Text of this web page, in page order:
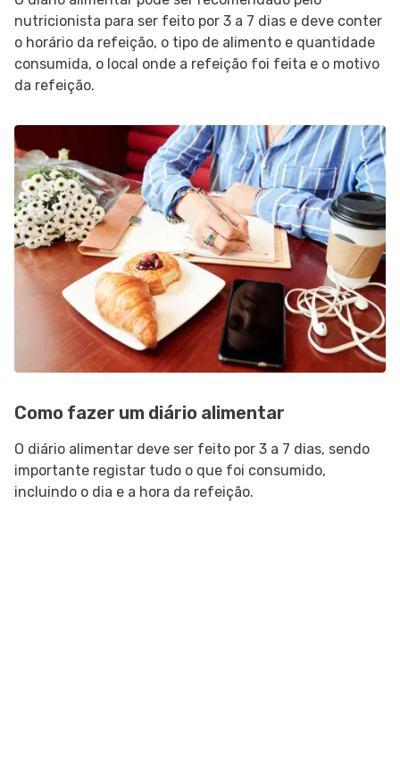
nutricionista para ser feito por 3 a 7 dias e deve conter
o horário da refeição, o tipo de alimento e quantidade
consumida, o local onde a refeição foi feita e o motivo
da refeição.
Como fazer um diário alimentar
O diário alimentar deve ser feito por 3 a 7 dias, sendo
importante registar tudo o que foi consumido,
incluindo o dia e a hora da refeição.